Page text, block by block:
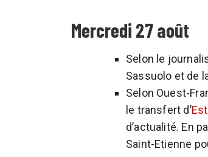
Mercredi 27 août
Selon le
Sassuolo et de
Selon Ouest-
le transfert d’
d’actualité. En
Saint-Etienne